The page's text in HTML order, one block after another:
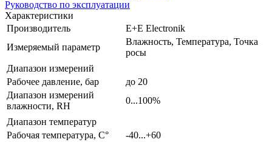
Руководство по эксплуатации
Характеристики
Производитель
E+E Electronik
Измеряемый параметр
Влажность, Температура, Точка
росы
Диапазон измерений
Рабочее давление, бар
до 20
Диапазон измерений
влажности, RH
0...100%
Диапазон температур
Рабочая температура, С°
-40...+60